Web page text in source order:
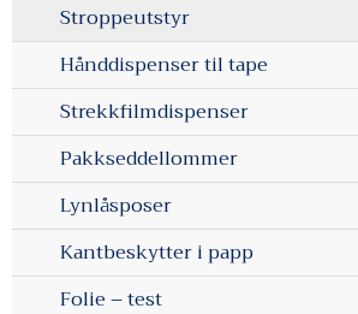
Stroppeutstyr
Hånddispenser til tape
Strekkfilmdispenser
Pakkseddellommer
Lynlåsposer
Kantbeskytter i papp
Folie – test